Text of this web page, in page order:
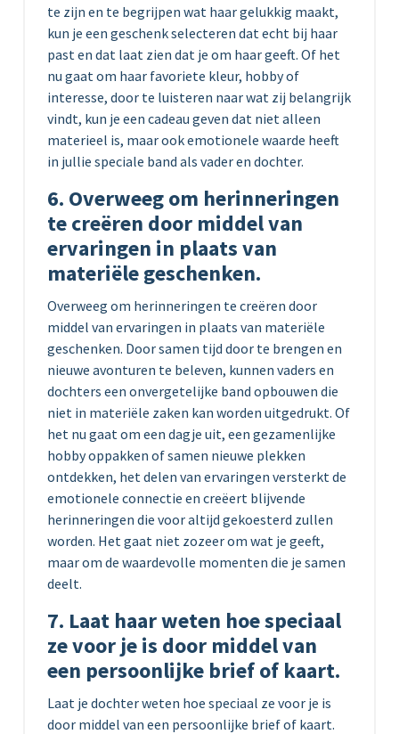
te zijn en te begrijpen wat haar gelukkig maakt,
kun je een geschenk selecteren dat echt bij haar
past en dat laat zien dat je om haar geeft. Of het
nu gaat om haar favoriete kleur, hobby of
interesse, door te luisteren naar wat zij belangrijk
vindt, kun je een cadeau geven dat niet alleen
materieel is, maar ook emotionele waarde heeft
in jullie speciale band als vader en dochter.
6. Overweeg om herinneringen
te creëren door middel van
ervaringen in plaats van
materiële geschenken.
Overweeg om herinneringen te creëren door
middel van ervaringen in plaats van materiële
geschenken. Door samen tijd door te brengen en
nieuwe avonturen te beleven, kunnen vaders en
dochters een onvergetelijke band opbouwen die
niet in materiële zaken kan worden uitgedrukt. Of
het nu gaat om een dagje uit, een gezamenlijke
hobby oppakken of samen nieuwe plekken
ontdekken, het delen van ervaringen versterkt de
emotionele connectie en creëert blijvende
herinneringen die voor altijd gekoesterd zullen
worden. Het gaat niet zozeer om wat je geeft,
maar om de waardevolle momenten die je samen
deelt.
7. Laat haar weten hoe speciaal
ze voor je is door middel van
een persoonlijke brief of kaart.
Laat je dochter weten hoe speciaal ze voor je is
door middel van een persoonlijke brief of kaart.